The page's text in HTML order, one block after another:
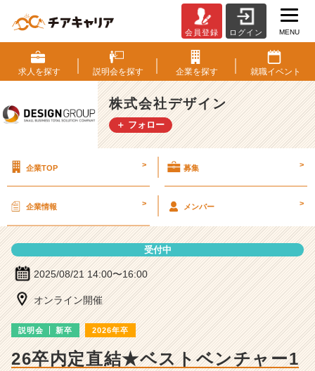
式
会
社
デ
ザ
イ
明
細
|
ベ
ン
成
長
企
会員登録 ログイン MENU
求人を探す 説明会を探す 企業を探す 就職イベント
株式会社デザイン
＋ フォロー
企業TOP > 募集 >
企業情報 > メンバー >
受付中
2025/08/21 14:00〜16:00
オンライン開催
説明会 新卒 2026年卒
26卒内定直結★ベストベンチャー1